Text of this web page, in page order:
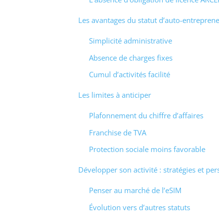
Les avantages du statut d’auto-
Simplicité administrative
Absence de charges fixes
Cumul d’activités facilité
Les limites à anticiper
Plafonnement du chiffre d’affaires
Franchise de TVA
Protection sociale moins favorable
Développer son activité : stratégies et
Penser au marché de l’eSIM
Évolution vers d’autres statuts